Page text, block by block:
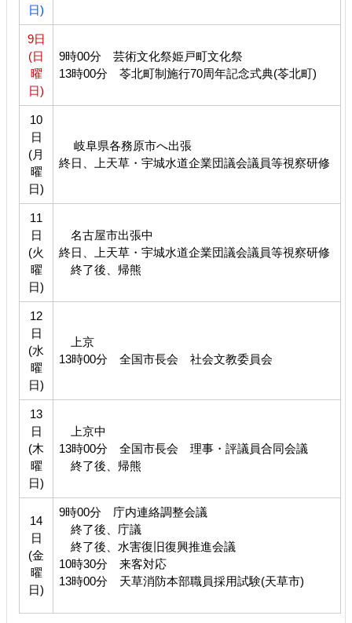
日)
9日
(日
曜
日)
9時00分 芸術文化祭姫戸町文化祭
13時00分 苓北町制施行70周年記念式典(苓北町)
10
日
(月
曜
日)
岐阜県各務原市へ出張
終日、上天草・宇城水道企業団議会議員等視察研修
11
日
(火
曜
日)
名古屋市出張中
終日、上天草・宇城水道企業団議会議員等視察研修
終了後、帰熊
12
日
(水
曜
日)
上京
13時00分 全国市長会 社会文教委員会
13
日
(木
曜
日)
上京中
13時00分 全国市長会 理事・評議員合同会議
終了後、帰熊
14
日
(金
曜
日)
9時00分 庁内連絡調整会議
終了後、庁議
終了後、水害復旧復興推進会議
10時30分 来客対応
13時00分 天草消防本部職員採用試験(天草市)